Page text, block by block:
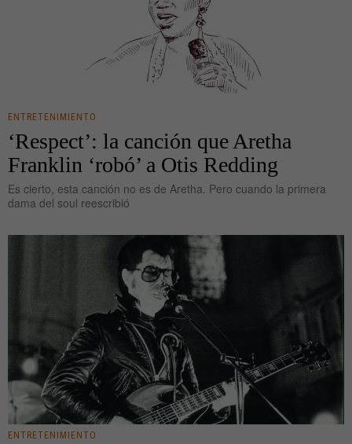
ENTRETENIMIENTO
‘Respect’: la canción que Aretha
Franklin ‘robó’ a Otis Redding
Es cierto, esta canción no es de Aretha. Pero cuando la primera
dama del soul reescribió
ENTRETENIMIENTO